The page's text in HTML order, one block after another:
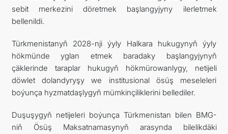
sebit merkezini döretmek başlangyjyny ilerletmek
bellenildi.
Türkmenistanyň 2028-nji ýyly Halkara hukugynyň ýyly
hökmünde yglan etmek baradaky başlangyjynyň
çäklerinde taraplar hukugyň hökmürowanlygy, netijeli
döwlet dolandyryşy we institusional ösüş meseleleri
boýunça hyzmatdaşlygyň mümkinçiliklerini bellediler.
Duşuşygyň netijeleri boýunça Türkmenistan bilen BMG-
niň Ösüş Maksatnamasynyň arasynda bilelikdäki